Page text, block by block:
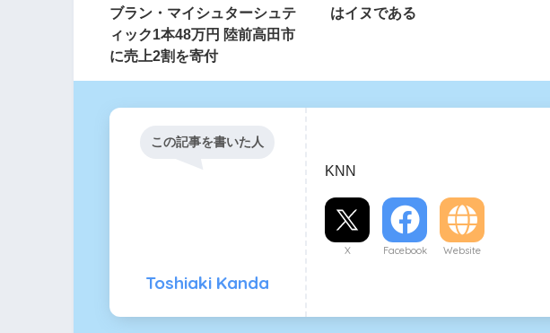
ブラン・マイシュターシュテ
ィック1本48万円 陸前高田市
に売上2割を寄付
はイヌである
この記事を書いた人
Toshiaki Kanda
KNN
X Facebook Website